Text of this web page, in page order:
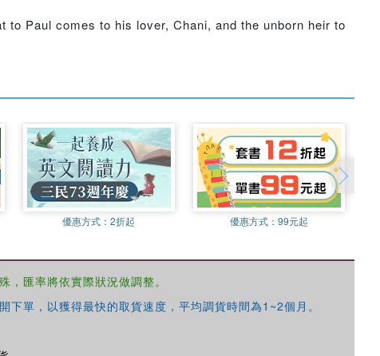
Paul comes to his lover, Chani, and the unborn heir to
優惠方式：2折起 優惠方式：99元起
匯率將依實際狀況做調整。
單，以獲得最快的取貨速度，平均調貨時間為1~2個月。